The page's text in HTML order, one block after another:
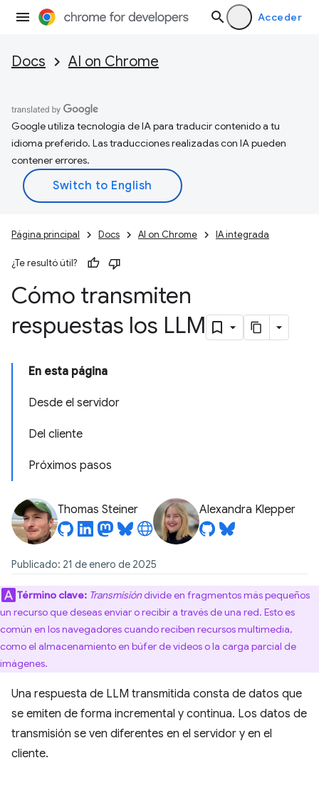
Acceder
Docs AI on Chrome
Google utiliza tecnología de IA para traducir contenido a tu
idioma preferido. Las traducciones realizadas con IA pueden
contener errores.
Página principal Docs AI on Chrome IA integrada
¿Te resultó útil?
Cómo transmiten
respuestas los LLM
En esta página
Desde el servidor
Del cliente
Próximos pasos
Thomas Steiner Alexandra Klepper
Publicado: 21 de enero de 2025
Término clave: Transmisióndivide en fragmentos más pequeños
un recurso que deseas enviar o recibir a través de una red. Esto es
común en los navegadores cuando reciben recursos multimedia,
como el almacenamiento en búfer de videos o la carga parcial de
imágenes.
Una respuesta de LLM transmitida consta de datos que
se emiten de forma incremental y continua. Los datos de
transmisión se ven diferentes en el servidor y en el
cliente.